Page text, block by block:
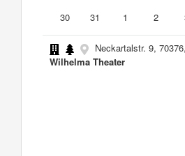
30
31 1 2
Neckartalstr. 9,
Wilhelma Theater